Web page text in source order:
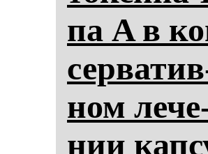
па A в
ном
нии